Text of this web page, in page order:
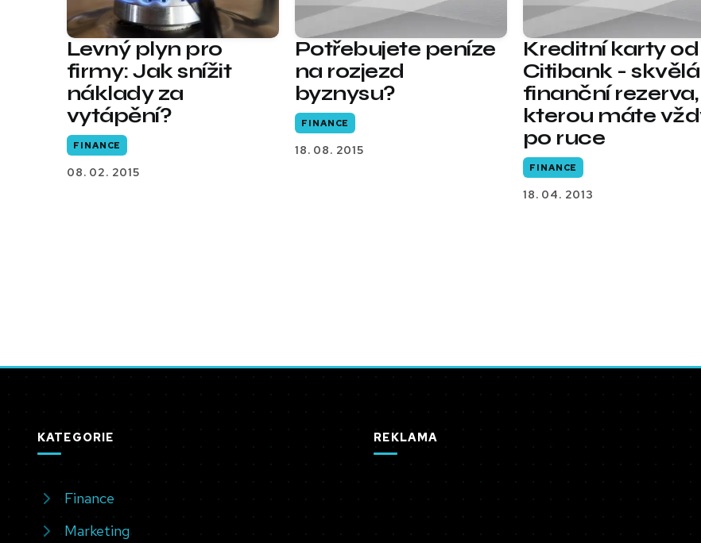
Levný plyn pro
firmy: Jak snížit
náklady za
vytápění?
FINANCE
08. 02. 2015
Potřebujete peníze
na rozjezd
byznysu?
FINANCE
18. 08. 2015
Kreditní karty od
Citibank - skvělá
finanční rezerva,
kterou máte
po ruce
FINANCE
18. 04. 2013
KATEGORIE
Finance
Marketing
REKLAMA